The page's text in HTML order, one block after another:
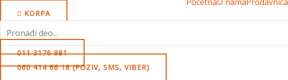
KORPA
for:
011 3176 981
060 414 66 18 (POZIV, SMS, VIBER)